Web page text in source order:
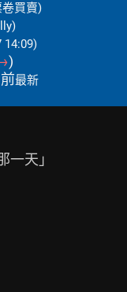
卷買賣)
14:09)
)
最新
一天」